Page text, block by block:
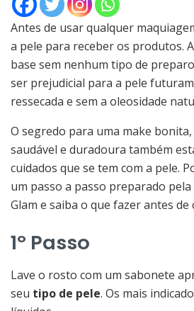
Antes de usar qualquer
a pele para receber os produtos.
base sem nenhum tipo de
ser prejudicial para a pele
ressecada e sem a oleosidade
O segredo para uma make
saudável e duradoura também
cuidados que se tem com a pele.
um passo a passo preparado
Glam e saiba o que fazer antes de
1º Passo
Lave o rosto com um sabonete
seu tipo de pele. Os mais